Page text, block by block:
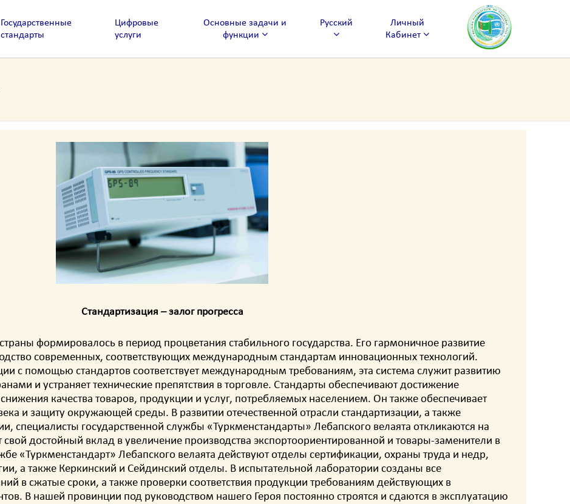
Государственные
стандарты
Цифровые
услуги
Основные задачи и
функции
Русский
Личный
Кабинет
Стандартизация – залог прогресса
формировалось в период процветания стабильного государства. Его гармоничное развитие
современных, соответствующих международным стандартам инновационных технологий.
с помощью стандартов соответствует международным требованиям, эта система служит развитию
и устраняет технические препятствия в торговле. Стандарты обеспечивают достижение
качества товаров, продукции и услуг, потребляемых населением. Он также обеспечивает
и защиту окружающей среды. В развитии отечественной отрасли стандартизации, а также
специалисты государственной службы «Туркменстандарты» Лебапского велаята откликаются на
достойный вклад в увеличение производства экспортоориентированной и товары-заменители в
«Туркменстандарт» Лебапского велаята действуют отделы сертификации, охраны труда и недр,
а также Керкинский и Сейдинский отделы. В испытательной лаборатории созданы все
в сжатые сроки, а также проверки соответствия продукции требованиям действующих в
В нашей провинции под руководством нашего Героя постоянно строятся и сдаются в эксплуатацию